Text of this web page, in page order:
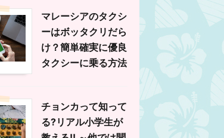
マレーシアのタクシ
ーはボッタクリだら
け？簡単確実に優良
タクシーに乗る方法
チョンカって知って
る?リアル小学生が